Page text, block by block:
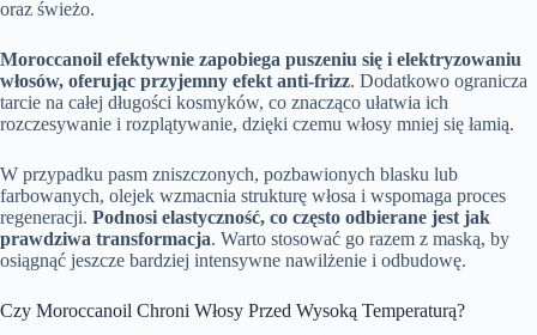
oraz świeżo.
Moroccanoil efektywnie zapobiega puszeniu się i elektryzowaniu
włosów, oferując przyjemny efekt anti-frizz. Dodatkowo ogranicza
tarcie na całej długości kosmyków, co znacząco ułatwia ich
rozczesywanie i rozplątywanie, dzięki czemu włosy mniej się łamią.
W przypadku pasm zniszczonych, pozbawionych blasku lub
farbowanych, olejek wzmacnia strukturę włosa i wspomaga proces
regeneracji. Podnosi elastyczność, co często odbierane jest jak
prawdziwa transformacja. Warto stosować go razem z maską, by
osiągnąć jeszcze bardziej intensywne nawilżenie i odbudowę.
Czy Moroccanoil Chroni Włosy Przed Wysoką Temperaturą?